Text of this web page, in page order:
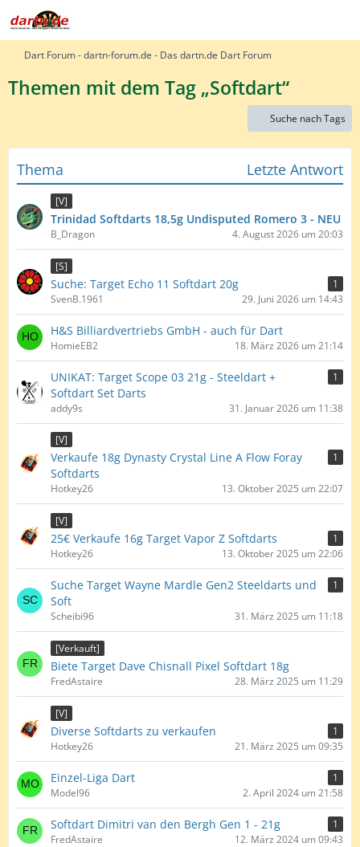
Dart Forum - dartn-forum.de - Das dartn.de Dart Forum
Themen mit dem Tag „Softdart“
Suche nach Tags
Thema Letzte Antwort
[V]
Trinidad Softdarts 18,5g Undisputed Romero 3 - NEU
B_Dragon 4. August 2026 um 20:03
[S]
Suche: Target Echo 11 Softdart 20g
1
SvenB.1961
29. Juni 2026 um 14:43
H&S Billiardvertriebs GmbH - auch für Dart
HomieEB2 18. März 2026 um 21:14
UNIKAT: Target Scope 03 21g - Steeldart +
Softdart Set Darts
1
addy9s 31. Januar 2026 um 11:38
[V]
Verkaufe 18g Dynasty Crystal Line A Flow Foray
Softdarts
1
Hotkey26 13. Oktober 2025 um 22:07
[V]
25€ Verkaufe 16g Target Vapor Z Softdarts
1
Hotkey26
13. Oktober 2025 um 22:06
Suche Target Wayne Mardle Gen2 Steeldarts und
Soft
1
Scheibi96 31. März 2025 um 11:18
[Verkauft]
Biete Target Dave Chisnall Pixel Softdart 18g
FredAstaire 28. März 2025 um 11:29
[V]
Diverse Softdarts zu verkaufen
1
Hotkey26
21. März 2025 um 09:35
Einzel-Liga Dart
1
Model96
2. April 2024 um 21:58
Softdart Dimitri van den Bergh Gen 1 - 21g
1
FredAstaire
12. März 2024 um 09:43